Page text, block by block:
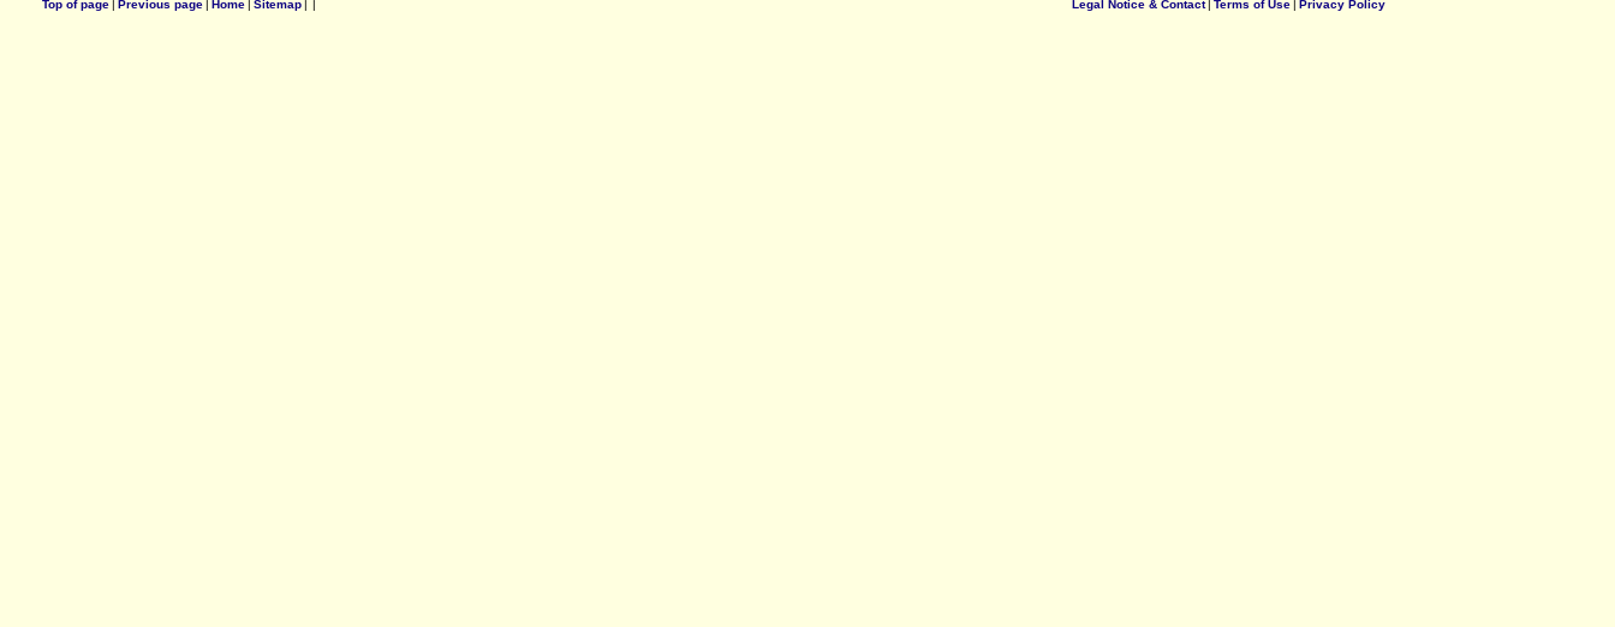
Top of page| Previous page| Home| Sitemap| | Legal Notice & Contact| Terms of Use| Privacy Policy